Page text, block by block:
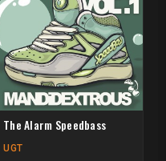
The Alarm Speedbass
UGT